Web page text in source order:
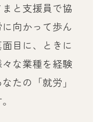
と支援員で協
向かって歩ん
目に、ときに
な業種を経験
たの「就労」